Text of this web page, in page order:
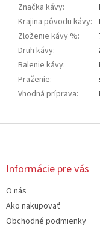
Značka kávy:
Krajina pôvodu kávy:
Zloženie kávy %:
Druh kávy:
Balenie kávy:
Praženie:
Vhodná príprava:
Z
Informácie pre vás
O nás
Ako nakupovať
Obchodné podmienky